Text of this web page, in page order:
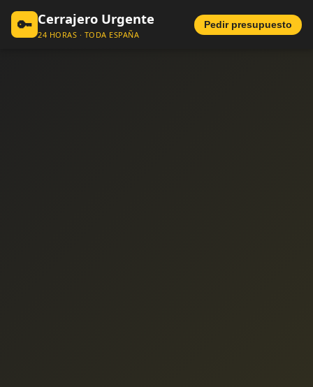
🔑 Cerrajero Urgente
24 HORAS · TODA ESPAÑA
Pedir presupuesto